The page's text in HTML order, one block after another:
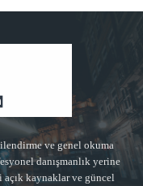
ve genel okuma
danışmanlık yerine
açık kaynaklar ve güncel